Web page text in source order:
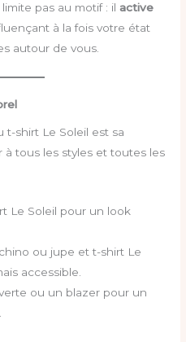
pas au motif : ilactive
à la fois votre état
autour de vous.
t-shirt Le Soleil est sa
à tous les styles et toutes les
Le Soleil pour un look
ou jupe et t-shirt Le
accessible.
ou un blazer pour un